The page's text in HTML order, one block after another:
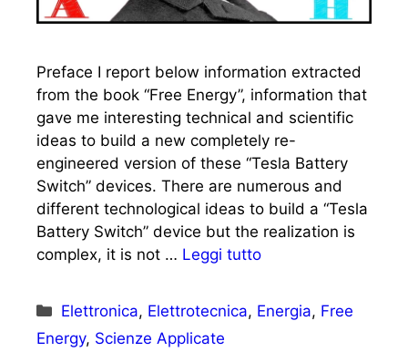
Preface I report below information extracted
from the book “Free Energy”, information that
gave me interesting technical and scientific
ideas to build a new completely re-
engineered version of these “Tesla Battery
Switch” devices. There are numerous and
different technological ideas to build a “Tesla
Battery Switch” device but the realization is
complex, it is not … Leggi tutto
Categorie
Elettronica, Elettrotecnica, Energia, Free
Energy, Scienze Applicate